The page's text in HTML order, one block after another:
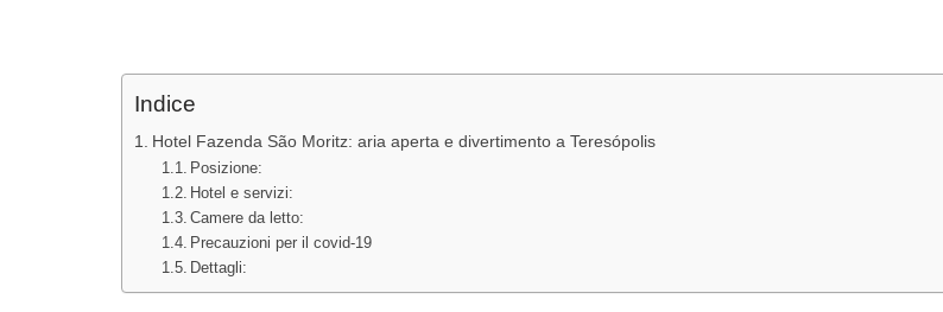
Indice
Hotel Fazenda São Moritz: aria aperta e divertimento a Teresópolis
Posizione:
Hotel e servizi:
Camere da letto:
Precauzioni per il covid-19
Dettagli: